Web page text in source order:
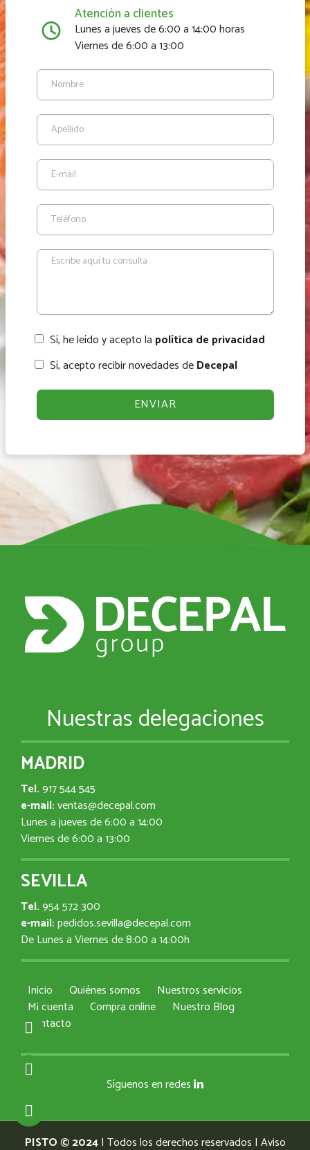
Atención a clientes
Lunes a jueves de 6:00 a 14:00 horas
Viernes de 6:00 a 13:00
Sí, he leído y acepto la política de privacidad
Sí, acepto recibir novedades deDecepal
Nuestras delegaciones
MADRID
Tel.917 544 545
e-mail:ventas@decepal.com
Lunes a jueves de 6:00 a 14:00
Viernes de 6:00 a 13:00
SEVILLA
Tel.954 572 300
e-mail:pedidos.sevilla@decepal.com
De Lunes a Viernes de 8:00 a 14:00h
Inicio Quiénes somos
Nuestros servicios
Mi cuenta
Compra online
Nuestro Blog
Contacto
Síguenos en redes
PISTO © 2024| Todos los derechos reservados | Aviso